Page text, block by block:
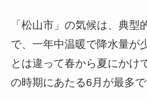
「松山市」の気候は、典型
で、一年中温暖で降水量が
とは違って春から夏にかけ
の時期にあたる6月が最多で